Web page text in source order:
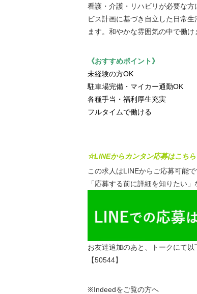
看護・介護・リハビリが必要な方
ビス計画に基づき自立した日常生
ます。和やかな雰囲気の中で働け
《おすすめポイント》
未経験の方OK
駐車場完備・マイカー通勤OK
各種手当・福利厚生充実
フルタイムで働ける
☆LINEからカンタン応募はこち
この求人はLINEからご応募可能で
「応募する前に詳細を知りたい」
お友達追加のあと、トークにて以
【50544】
※Indeedをご覧の方へ